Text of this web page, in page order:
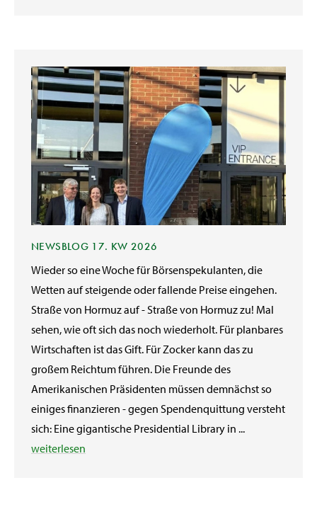
NEWSBLOG 17. KW 2026
Wieder so eine Woche für Börsenspekulanten, die
Wetten auf steigende oder fallende Preise eingehen.
Straße von Hormuz auf - Straße von Hormuz zu! Mal
sehen, wie oft sich das noch wiederholt. Für planbares
Wirtschaften ist das Gift. Für Zocker kann das zu
großem Reichtum führen. Die Freunde des
Amerikanischen Präsidenten müssen demnächst so
einiges finanzieren - gegen Spendenquittung versteht
sich: Eine gigantische Presidential Library in ...
weiterlesen